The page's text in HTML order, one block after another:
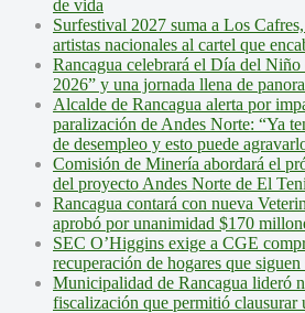
de vida
Surfestival 2027 suma a Los
artistas nacionales al cartel que
Rancagua celebrará el Día del
2026” y una jornada llena de
Alcalde de Rancagua alerta por
paralización de Andes Norte: “Ya
de desempleo y esto puede
Comisión de Minería abordará el
del proyecto Andes Norte de El
Rancagua contará con nueva
aprobó por unanimidad $170
SEC O’Higgins exige a CGE
recuperación de hogares que
Municipalidad de Rancagua lideró
fiscalización que permitió clausurar